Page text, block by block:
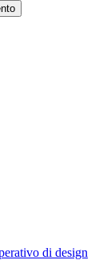
di design